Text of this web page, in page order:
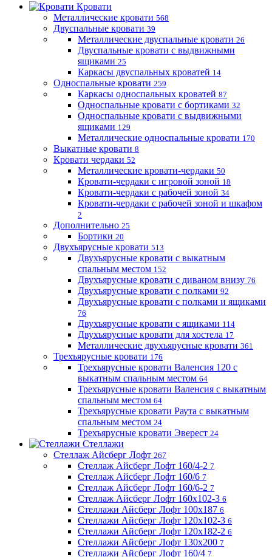
Кровати
Металлические кровати 568
Двуспальные кровати 39
Металлические двуспальные кровати 26
Двуспальные кровати с выдвижными
ящиками 25
Каркасы двуспальных кроватей 14
Односпальные кровати 259
Каркасы односпальных кроватей 87
Односпальные кровати с бортиками 32
Односпальные кровати с выдвижными
ящиками 129
Металлические односпальные кровати 170
Выкатные кровати 8
Кровати чердаки 52
Металлические кровати-чердаки 50
Кровати-чердаки с игровой зоной 18
Кровати-чердаки с рабочей зоной 34
Кровати-чердаки с рабочей зоной и шкафом
2
Дополнительно 25
Бортики 20
Двухъярусные кровати 513
Двухъярусные кровати с выкатным
спальным местом 152
Двухъярусные кровати с диваном внизу 76
Двухъярусные кровати с полками 92
Двухъярусные кровати с полками и ящиками
76
Двухъярусные кровати с ящиками 114
Двухъярусные кровати для хостела 17
Металлические двухъярусные кровати 361
Трехъярусные кровати 176
Трехъярусные кровати Валенсия 120 с
выкатным спальным местом 64
Трехъярусные кровати Валенсия с выкатным
спальным местом 64
Трехъярусные кровати Раута с выкатным
спальным местом 24
Трехъярусные кровати Эверест 24
Стеллажи
Стеллаж Айсберг Лофт 267
Стеллаж Айсберг Лофт 160/4-2 7
Стеллаж Айсберг Лофт 160/6 7
Стеллаж Айсберг Лофт 160/6-2 7
Стеллаж Айсберг Лофт 160х102-3 6
Стеллажи Айсберг Лофт 100х187 6
Стеллажи Айсберг Лофт 120х102-3 6
Стеллажи Айсберг Лофт 120х182-2 6
Стеллажи Айсберг Лофт 130х200 7
Стеллажи Айсберг Лофт 160/4 7